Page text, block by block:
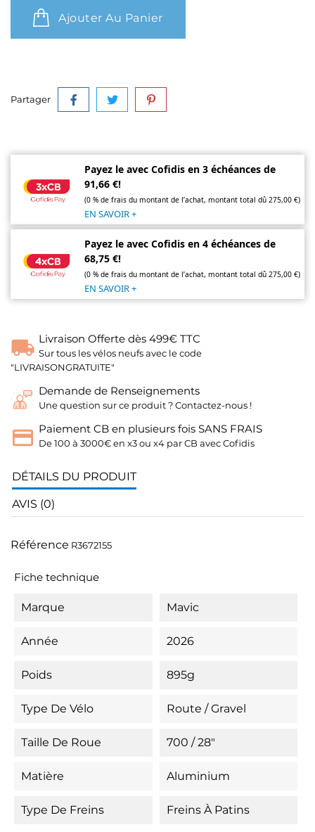
Ajouter Au Panier
Partager
Payez le avec Cofidis en 3 échéances de
91,66 €!
(0 % de frais du montant de l’achat, montant total dû 275,00 €)
EN SAVOIR +
Payez le avec Cofidis en 4 échéances de
68,75 €!
(0 % de frais du montant de l’achat, montant total dû 275,00 €)
EN SAVOIR +
Livraison Offerte dès 499€ TTC
Sur tous les vélos neufs avec le code
"LIVRAISONGRATUITE"
Demande de Renseignements
Une question sur ce produit ? Contactez-nous !
Paiement CB en plusieurs fois SANS FRAIS
De 100 à 3000€ en x3 ou x4 par CB avec Cofidis
DÉTAILS DU PRODUIT
AVIS (0)
Référence R3672155
Fiche technique
Marque Mavic
Année 2026
Poids 895g
Type De Vélo Route / Gravel
Taille De Roue 700 / 28"
Matière Aluminium
Type De Freins Freins À Patins